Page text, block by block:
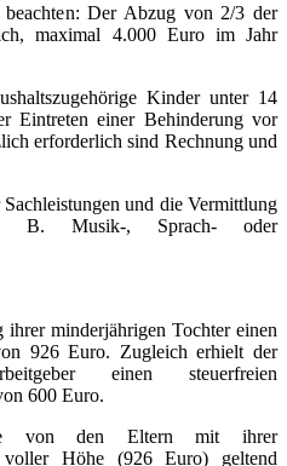
Der Abzug von 2/3 der
maximal 4.000 Euro im Jahr
Kinder unter 14
Eintreten einer Behinderung vor
erforderlich sind Rechnung und
und die Vermittlung
B. Musik-, Sprach- oder
minderjährigen Tochter einen
926 Euro. Zugleich erhielt der
einen steuerfreien
600 Euro.
von den Eltern mit ihrer
voller Höhe (926 Euro) geltend